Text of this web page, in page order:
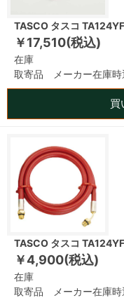
TASCO タスコ
￥17,510(税込)
在庫
取寄品 メーカー在庫時
買
TASCO タスコ
￥4,900(税込)
在庫
取寄品 メーカー在庫時